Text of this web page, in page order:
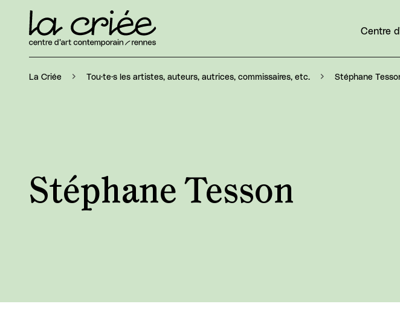
Centre
La Criée Tou·te·s les artistes, auteurs, autrices, commissaires, etc. Stéphane
Stéphane Tesson